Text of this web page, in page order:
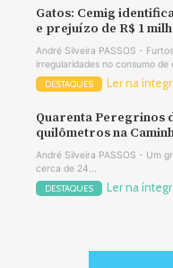
Gatos: Cemig
e prejuízo de R$ 1
André Silveira PASSOS -
irregularidades no consumo de
DESTAQUES Ler na
Quarenta Peregrinos
quilômetros na
André Silveira PASSOS - Um
cerca de 24...
DESTAQUES Ler na